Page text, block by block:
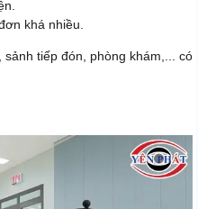
khá nhiều.
tiếp đón, phòng khám,... có